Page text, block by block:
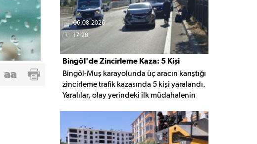
aa
06.08.2026
17:28
Bingöl'de Zincirleme Kaza: 5 Kişi
Yaralandı
Bingöl-Muş karayolunda üç aracın karıştığı
zincirleme trafik kazasında 5 kişi yaralandı.
Yaralılar, olay yerindeki ilk müdahalenin